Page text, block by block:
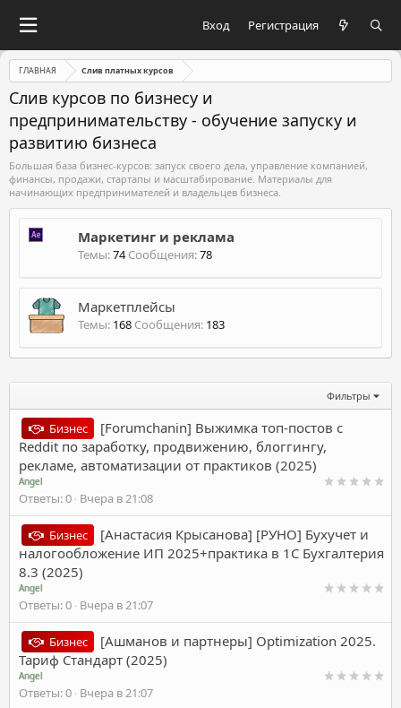
Вход Регистрация
ГЛАВНАЯ Слив платных курсов
Слив курсов по бизнесу и
предпринимательству - обучение запуску и
развитию бизнеса
Большая база бизнес-курсов: запуск своего дела, управление компанией,
финансы, продажи, стартапы и масштабирование. Материалы для
начинающих предпринимателей и владельцев бизнеса.
Маркетинг и реклама
Темы 74 Сообщения 78
Маркетплейсы
Темы 168 Сообщения 183
Фильтры
Бизнес
[Forumchanin] Выжимка топ-постов с
Reddit по заработку, продвижению, блоггингу,
рекламе, автоматизации от практиков (2025)
Angel
Ответы 0 Вчера в 21:08
Бизнес
[Анастасия Крысанова] [РУНО] Бухучет и
налогообложение ИП 2025+практика в 1С Бухгалтерия
8.3 (2025)
Angel
Ответы 0 Вчера в 21:07
Бизнес
[Ашманов и партнеры] Optimization 2025.
Тариф Стандарт (2025)
Angel
Ответы 0 Вчера в 21:07